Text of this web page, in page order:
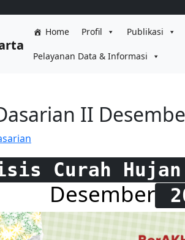
Home Profil Publikasi
Pelayanan Data & Informasi
II
Curah
Desember